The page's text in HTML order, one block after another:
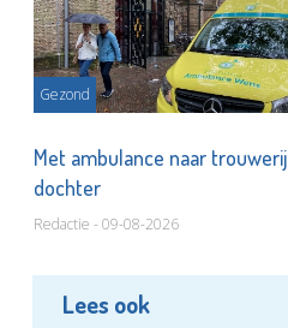
Gezond
Met ambulance naar trouwerij
dochter
Redactie - 09-08-2026
Lees ook